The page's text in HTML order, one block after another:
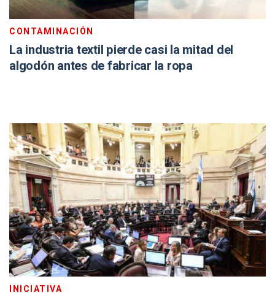
CONTAMINACIÓN
La industria textil pierde casi la mitad del
algodón antes de fabricar la ropa
INICIATIVA